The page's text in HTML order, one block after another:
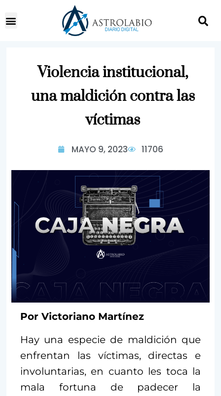
Violencia institucional,
una maldición contra las
víctimas
MAYO 9, 2023 11706
Por Victoriano Martínez
Hay una especie de maldición que
enfrentan las víctimas, directas e
involuntarias, en cuanto les toca la
mala fortuna de padecer la